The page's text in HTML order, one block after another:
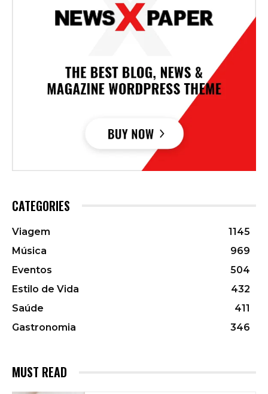
CATEGORIES
Viagem
1145
Música
969
Eventos
504
Estilo de Vida
432
Saúde
411
Gastronomia
346
MUST READ